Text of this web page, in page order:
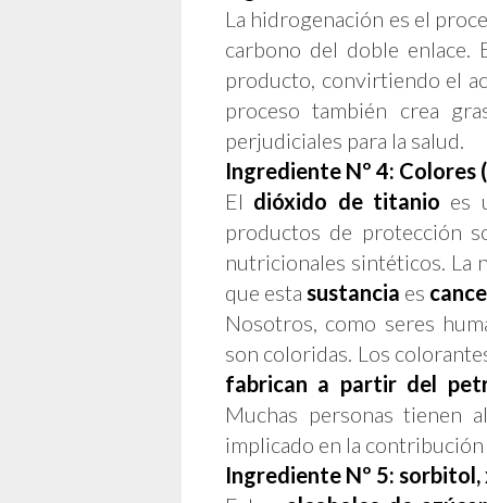
La hidrogenación es el
carbono del doble enlace.
producto, convirtiendo el
proceso también crea
perjudiciales para la salud.
Ingrediente Nº 4:
El dióxido de titanio es
productos de protección
nutricionales sintéticos. La
que esta sustancia es
Nosotros, como seres
son coloridas. Los
fabrican a partir del
Muchas personas tienen
implicado en la
Ingrediente Nº 5: